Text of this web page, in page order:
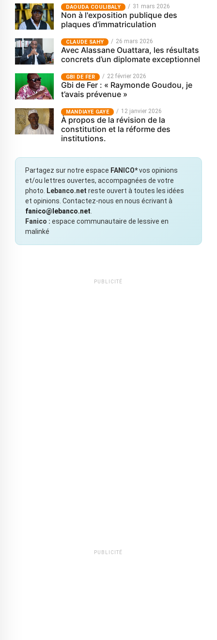
‎DAOUDA COULIBALY 31 mars 2026
Non à l'exposition publique des
plaques d'immatriculation
CLAUDE SAHY 26 mars 2026
Avec Alassane Ouattara, les résultats
concrets d’un diplomate exceptionnel
GBI DE FER 22 février 2026
Gbi de Fer : « Raymonde Goudou, je
t’avais prévenue »
MANDIAYE GAYE 12 janvier 2026
À propos de la révision de la
constitution et la réforme des
institutions.
Partagez sur notre espace FANICO*vos opinions
et/ou lettres ouvertes, accompagnées de votre
photo.
Lebanco.net reste ouvert à toutes les idées
et opinions. Contactez-nous en nous écrivant à
fanico@lebanco.net
Fanico : espace communautaire de lessive en
malinké
PUBLICITÉ
PUBLICITÉ